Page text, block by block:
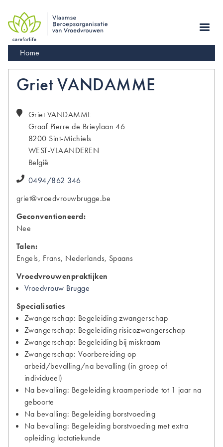
main
navigation
Kruimelpad
Home
Griet VANDAMME
Griet VANDAMME
Graaf Pierre de Brieylaan 46
8200 Sint-Michiels
WEST-VLAANDEREN
België
0494/862 346
griet@vroedvrouwbrugge.be
Geconventioneerd:
Nee
Talen:
Engels, Frans, Nederlands, Spaans
Vroedvrouwenpraktijken
Vroedvrouw Brugge
Specialisaties
Zwangerschap: Begeleiding zwangerschap
Zwangerschap: Begeleiding risicozwangerschap
Zwangerschap: Begeleiding bij miskraam
Zwangerschap: Voorbereiding op
arbeid/bevalling/na bevalling (in groep of
individueel)
Na bevalling: Begeleiding kraamperiode tot 1 jaar na
geboorte
Na bevalling: Begeleiding borstvoeding
Na bevalling: Begeleiding borstvoeding met extra
opleiding lactatiekunde